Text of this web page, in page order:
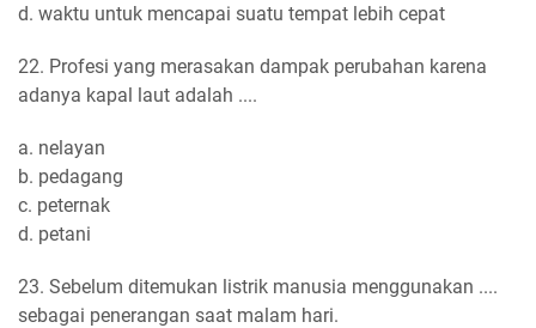
d. waktu untuk mencapai suatu tempat lebih cepat
22. Profesi yang merasakan dampak perubahan karena
adanya kapal laut adalah ....
a. nelayan
b. pedagang
c. peternak
d. petani
23. Sebelum ditemukan listrik manusia menggunakan ....
sebagai penerangan saat malam hari.